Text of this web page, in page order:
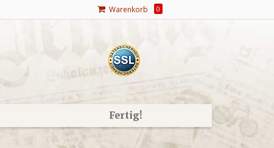
Warenkorb 0
Fertig!